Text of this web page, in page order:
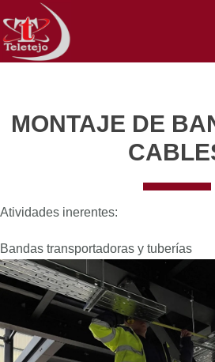
al
contenido
MONTAJE DE
Atividades inerentes:
Bandas transportadoras y tuberías